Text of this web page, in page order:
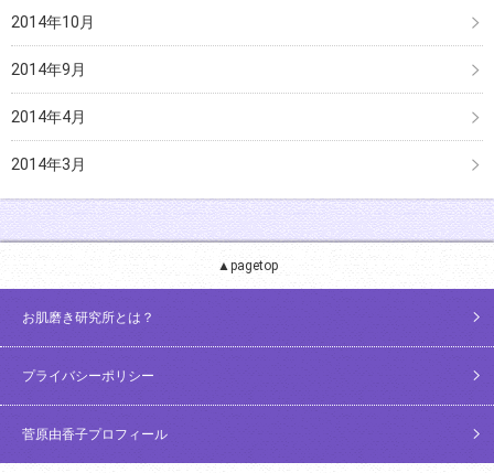
2014年10月
2014年9月
2014年4月
2014年3月
▲pagetop
お肌磨き研究所とは？
プライバシーポリシー
菅原由香子プロフィール